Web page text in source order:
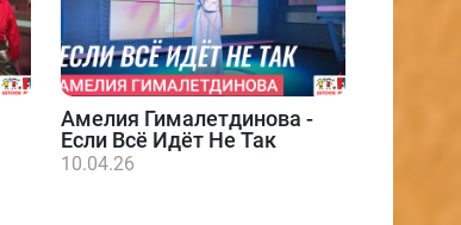
Амелия Гималетдинова -
Если Всё Идёт Не Так
10.04.26